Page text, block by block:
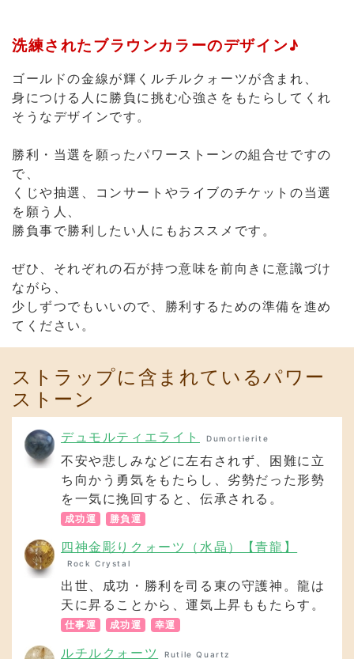
で、
くじや抽選、コンサートやライブのチケットの当選
を願う人、
勝負事で勝利したい人にもおススメです。
ぜひ、それぞれの石が持つ意味を前向きに意識づけ
ながら、
少しずつでもいいので、勝利するための準備を進め
てください。
ストーン
デュモルティエライト
を一気に挽回すると、伝承される。
成功運
Rock Crystal
出世、成功・勝利を司る東の守護神。龍は
天に昇ることから、運気上昇ももたらす。
仕事運 成功運 幸運
ルチルクォーツ
直感力を高め、勘を研ぎ澄ます石として、
また金線が入っているので、「金銭入る」
と、伝承される。
勝負運 金運